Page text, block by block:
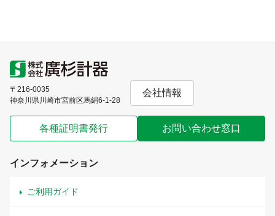
〒216-0035
神奈川県川崎市宮前区馬絹6-1-28
会社情報
各種証明書発行 お問い合わせ窓口
インフォメーション
ご利用ガイド